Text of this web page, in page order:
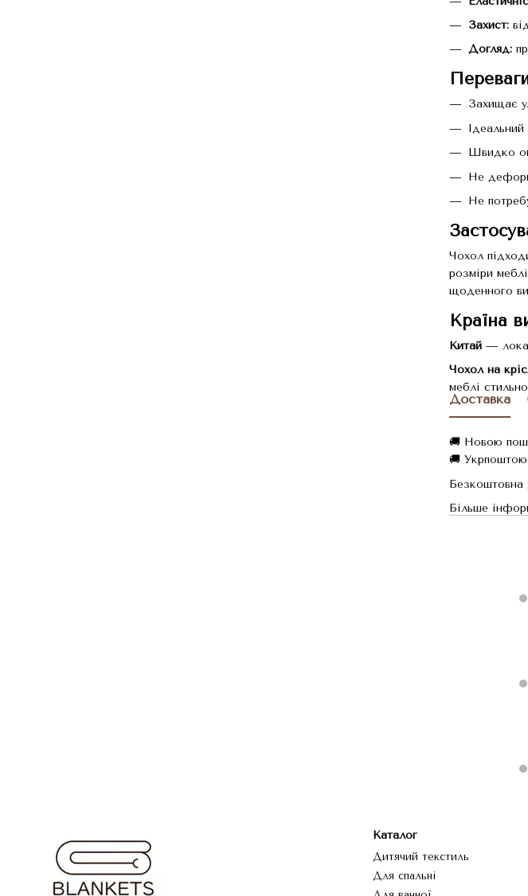
Захист:
Догляд:
Захищає
Швидко
Не
Не
Чохол
розміри
щоденного
Країна
Китай—
Чохол на
меблі
Доставка
🚚 Новою
🚚 Укрпоштою
Безкоштовна
Більше
Каталог
Дитячий текстиль
Для спальні